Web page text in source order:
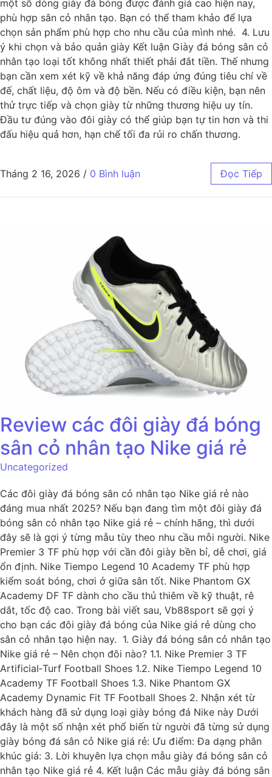
một số dòng giày đá bóng được đánh giá cao hiện nay,
phù hợp sân cỏ nhân tạo. Bạn có thể tham khảo để lựa
chọn sản phẩm phù hợp cho nhu cầu của mình nhé. 4. Lưu
ý khi chọn và bảo quản giày Kết luận Giày đá bóng sân cỏ
nhân tạo loại tốt không nhất thiết phải đắt tiền. Thế nhưng
bạn cần xem xét kỹ về khả năng đáp ứng đúng tiêu chí về
đế, chất liệu, độ ôm và độ bền. Nếu có điều kiện, bạn nên
thử trực tiếp và chọn giày từ những thương hiệu uy tín.
Đầu tư đúng vào đôi giày có thể giúp bạn tự tin hơn và thi
đấu hiệu quả hơn, hạn chế tối đa rủi ro chấn thương.
Tháng 2 16, 2026 / 0 Bình luận Đọc Tiếp
Review các đôi giày đá bóng
sân cỏ nhân tạo Nike giá rẻ
Uncategorized
Các đôi giày đá bóng sân cỏ nhân tạo Nike giá rẻ nào
đáng mua nhất 2025? Nếu bạn đang tìm một đôi giày đá
bóng sân cỏ nhân tạo Nike giá rẻ – chính hãng, thì dưới
đây sẽ là gợi ý từng mẫu tùy theo nhu cầu mỗi người. Nike
Premier 3 TF phù hợp với cần đôi giày bền bỉ, dễ chơi, giá
ổn định. Nike Tiempo Legend 10 Academy TF phù hợp
kiểm soát bóng, chơi ở giữa sân tốt. Nike Phantom GX
Academy DF TF dành cho cầu thủ thiêm về kỹ thuật, rê
dắt, tốc độ cao. Trong bài viết sau, Vb88sport sẽ gợi ý
cho bạn các đôi giày đá bóng của Nike giá rẻ dùng cho
sân cỏ nhân tạo hiện nay. 1. Giày đá bóng sân cỏ nhân tạo
Nike giá rẻ – Nên chọn đôi nào? 1.1. Nike Premier 3 TF
Artificial‑Turf Football Shoes 1.2. Nike Tiempo Legend 10
Academy TF Football Shoes 1.3. Nike Phantom GX
Academy Dynamic Fit TF Football Shoes 2. Nhận xét từ
khách hàng đã sử dụng loại giày bóng đá Nike này Dưới
đây là một số nhận xét phổ biến từ người đã từng sử dụng
giày bóng đá sân cỏ Nike giá rẻ: Ưu điểm: Đa dạng phân
khúc giá: 3. Lời khuyên lựa chọn mẫu giày đá bóng sân cỏ
nhân tạo Nike giá rẻ 4. Kết luận Các mẫu giày đá bóng sân